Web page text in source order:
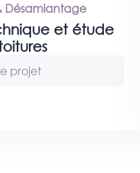
Désamiantage
et étude
projet